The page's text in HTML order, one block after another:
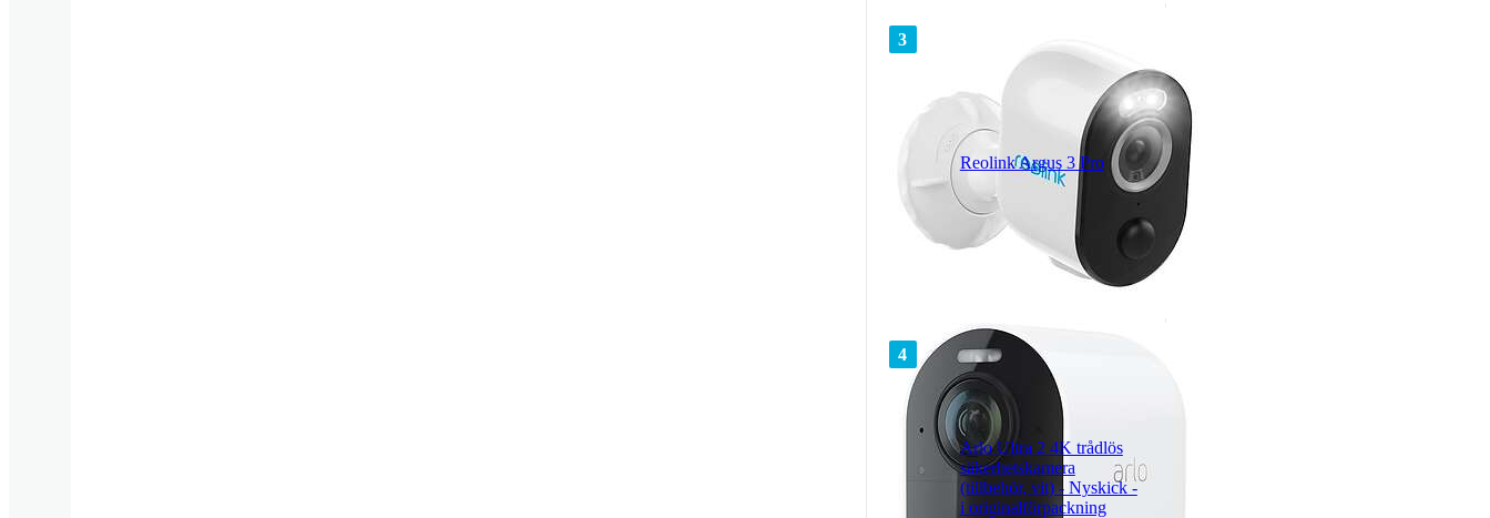
3
Reolink Argus 3 Pro
4
Arlo Ultra 2 4K trådlös
säkerhetskamera
(tillbehör, vit) - Nyskick -
i originalförpackning